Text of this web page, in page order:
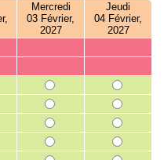
Mercredi
03 Février,
2027
Jeudi
04 Février,
2027